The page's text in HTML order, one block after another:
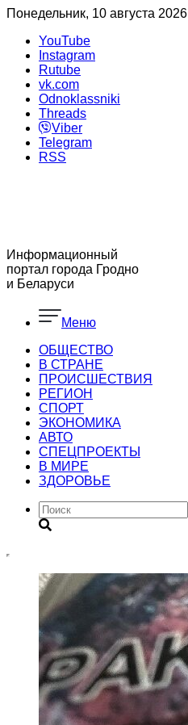
Понедельник, 10 августа 2026
YouTube
Instagram
Rutube
vk.com
Odnoklassniki
Threads
Viber
Telegram
RSS
Информационный
портал города Гродно
и Беларуси
Меню
ОБЩЕСТВО
В СТРАНЕ
ПРОИСШЕСТВИЯ
РЕГИОН
CПОРТ
ЭКОНОМИКА
АВТО
СПЕЦПРОЕКТЫ
В МИРЕ
ЗДОРОВЬЕ